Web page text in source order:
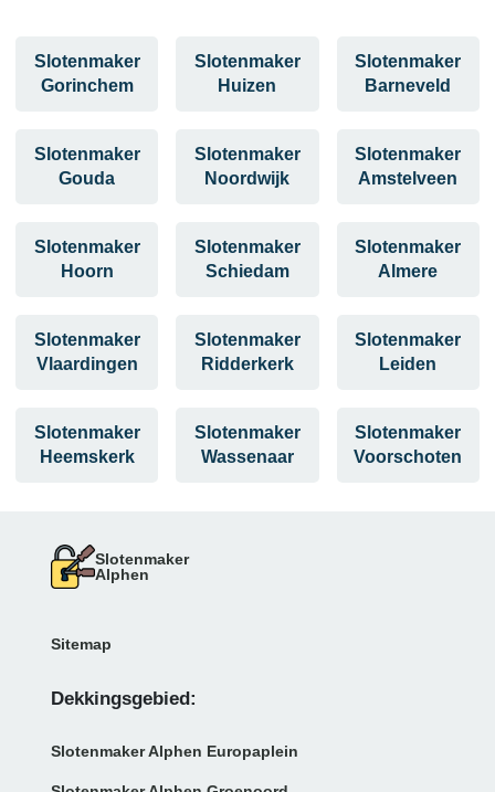
Slotenmaker
Gorinchem
Slotenmaker
Huizen
Slotenmaker
Barneveld
Slotenmaker
Gouda
Slotenmaker
Noordwijk
Slotenmaker
Amstelveen
Slotenmaker
Hoorn
Slotenmaker
Schiedam
Slotenmaker
Almere
Slotenmaker
Vlaardingen
Slotenmaker
Ridderkerk
Slotenmaker
Leiden
Slotenmaker
Heemskerk
Slotenmaker
Wassenaar
Slotenmaker
Voorschoten
Slotenmaker
Alphen
Sitemap
Dekkingsgebied:
Slotenmaker Alphen Europaplein